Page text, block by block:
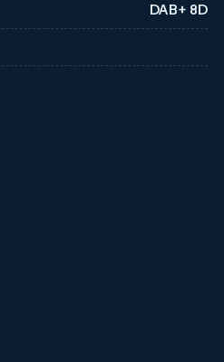
DAB+ 8D